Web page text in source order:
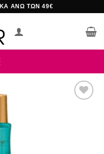
ΑΝΩ ΤΩΝ 49€